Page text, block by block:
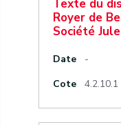
Texte du
Royer de
Société
Date
-
Cote
4.2.10.1